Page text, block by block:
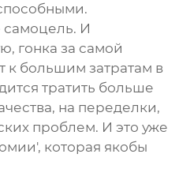
самоцель. И
гонка за самой
к большим затратам в
тратить больше
на переделки,
проблем. И это уже
которая якобы